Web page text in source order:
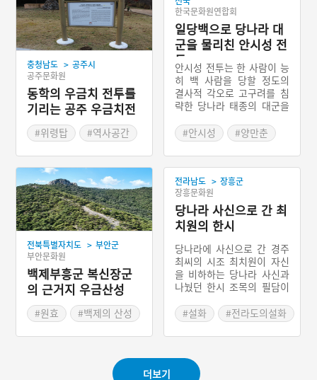
충청남도 > 공주시
공주문화원
동학의 우금치 전투를
기리는 공주 우금치전
적 동학혁명군 위령탑
#위령탑
#역사공간
한국문화원연합회
일당백으로 당나라 대
군을 물리친 안시성 전
투
안시성 전투는 한 사람이 능
히 백 사람을 당할 정도의
결사적 각오로 고구려를 침
략한 당나라 태종의 대군을
되는 빛나는 전투다. 안시성
의 성주는 전해져 오는 바로
는 양만춘이다. 당나라가 고
구려 동쪽을 정벌할 때 안시
성에서 패하였으니 안시성
의 고구려 성주 양만춘은 비
상한 호걸이라고 일컬어지
고 있다.
#안시성 #양만춘
전북특별자치도 > 부안군
부안문화원
백제부흥군 복신장군
의 근거지 우금산성
#원효
#백제의 산성
전라남도 > 장흥군
장흥문화원
당나라 사신으로 간 최
치원의 한시
당나라에 사신으로 간 경주
최씨의 시조 최치원이 자신
을 비하하는 당나라 사신과
나눴던 한시 조목의 필담이
비하하자, 최치원이 갖은 한
시와 한자의 비유를 활용해
서 당나라 선비를 무색하게
원)을 봉황으로 가정하고 안
개가 끼인 탓에 길을 잘못
#설화 #전라도의설화
더보기